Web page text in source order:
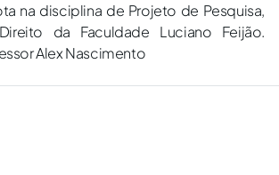
na disciplina de Projeto de Pesquisa,
da Faculdade Luciano Feijão.
Alex Nascimento